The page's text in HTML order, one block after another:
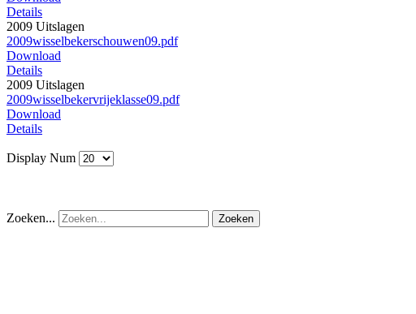
Details
2009 Uitslagen
2009wisselbekerschouwen09.pdf
Download
Details
2009 Uitslagen
2009wisselbekervrijeklasse09.pdf
Download
Details
Display Num
Zoeken...
Zoeken